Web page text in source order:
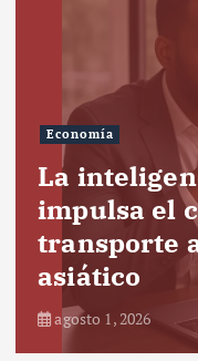
Economía
La
impulsa el
transporte
asiático
agosto 1, 2026